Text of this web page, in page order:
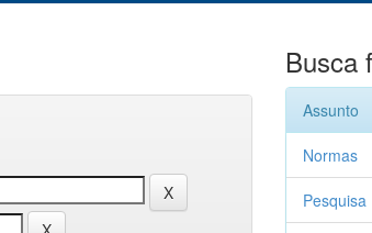
Busca
Assunto
Normas
Pesquisa